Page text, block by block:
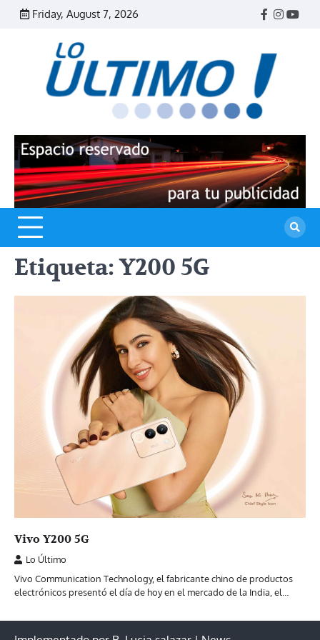
Skip
Friday, August 7, 2026
Facebook
Etiqueta:Y200 5G
Vivo Y200 5G
Lo Último
Vivo Communication Technology, el fabricante chino de productos
electrónicos presentó el día de hoy en el mercado de la India, el…